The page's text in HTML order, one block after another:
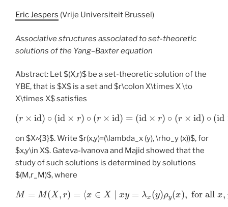
Eric Jespers (Vrije Universiteit Brussel)
Associative structures associated to set-theoretic
solutions of the Yang–Baxter equation
Abstract: Let $(X,r)$ be a set-theoretic solution of the
YBE, that is $X$ is a set and $r\colon X\times X \to
X\times X$ satisfies
(r × id) ∘ (id × r) ∘ (r × id) = (id × r) ∘ (r × id) ∘ (id
on $X^{3}$. Write $r(x,y)=(\lambda_x (y), \rho_y (x))$, for
$x,y\in X$. Gateva-Ivanova and Majid showed that the
study of such solutions is determined by solutions
$(M,r_M)$, where
M = M(X, r) = ⟨x ∈ X ∣ xy = λx (y)ρy (x), for allx,